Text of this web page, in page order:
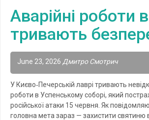
Аварійні роботи
тривають
June 23, 2026 Дмитро Смотрич
У Києво‑Печерській лаврі тривають
роботи в Успенському соборі, який
російської атаки 15 червня. Як
головна мета зараз — захистити святиню